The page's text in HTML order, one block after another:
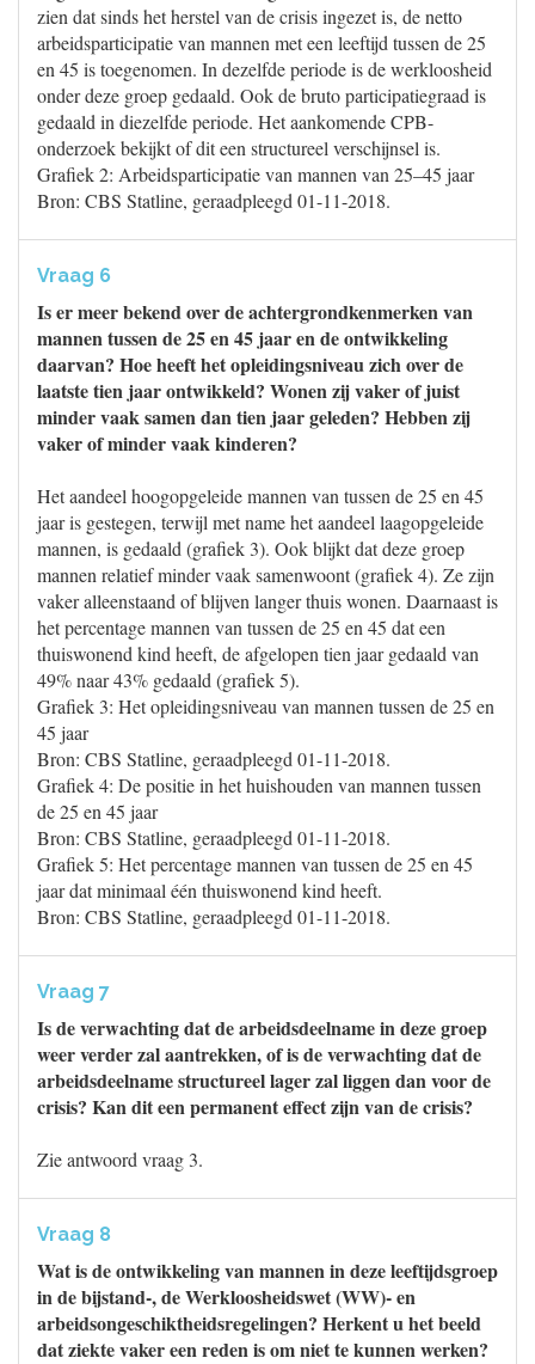
zien dat sinds het herstel van de crisis ingezet is, de netto
arbeidsparticipatie van mannen met een leeftijd tussen de 25
en 45 is toegenomen. In dezelfde periode is de werkloosheid
onder deze groep gedaald. Ook de bruto participatiegraad is
gedaald in diezelfde periode. Het aankomende CPB-
onderzoek bekijkt of dit een structureel verschijnsel is.
Grafiek 2: Arbeidsparticipatie van mannen van 25–45 jaar
Bron: CBS Statline, geraadpleegd 01-11-2018.
Vraag 6
Is er meer bekend over de achtergrondkenmerken van
mannen tussen de 25 en 45 jaar en de ontwikkeling
daarvan? Hoe heeft het opleidingsniveau zich over de
laatste tien jaar ontwikkeld? Wonen zij vaker of juist
minder vaak samen dan tien jaar geleden? Hebben zij
vaker of minder vaak kinderen?
Het aandeel hoogopgeleide mannen van tussen de 25 en 45
jaar is gestegen, terwijl met name het aandeel laagopgeleide
mannen, is gedaald (grafiek 3). Ook blijkt dat deze groep
mannen relatief minder vaak samenwoont (grafiek 4). Ze zijn
vaker alleenstaand of blijven langer thuis wonen. Daarnaast is
het percentage mannen van tussen de 25 en 45 dat een
thuiswonend kind heeft, de afgelopen tien jaar gedaald van
49% naar 43% gedaald (grafiek 5).
Grafiek 3: Het opleidingsniveau van mannen tussen de 25 en
45 jaar
Bron: CBS Statline, geraadpleegd 01-11-2018.
Grafiek 4: De positie in het huishouden van mannen tussen
de 25 en 45 jaar
Bron: CBS Statline, geraadpleegd 01-11-2018.
Grafiek 5: Het percentage mannen van tussen de 25 en 45
jaar dat minimaal één thuiswonend kind heeft.
Bron: CBS Statline, geraadpleegd 01-11-2018.
Vraag 7
Is de verwachting dat de arbeidsdeelname in deze groep
weer verder zal aantrekken, of is de verwachting dat de
arbeidsdeelname structureel lager zal liggen dan voor de
crisis? Kan dit een permanent effect zijn van de crisis?
Zie antwoord vraag 3.
Vraag 8
Wat is de ontwikkeling van mannen in deze leeftijdsgroep
in de bijstand-, de Werkloosheidswet (WW)- en
arbeidsongeschiktheidsregelingen? Herkent u het beeld
dat ziekte vaker een reden is om niet te kunnen werken?